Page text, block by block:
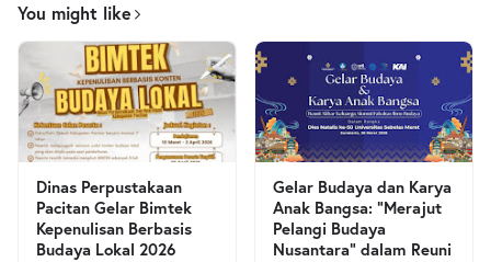
You might like
Dinas Perpustakaan
Pacitan Gelar Bimtek
Kepenulisan Berbasis
Budaya Lokal 2026
Gelar Budaya dan Karya
Anak Bangsa: “Merajut
Pelangi Budaya
Nusantara” dalam Reuni